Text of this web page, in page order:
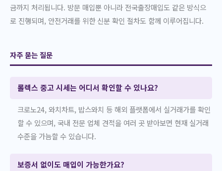
금까지 처리됩니다. 방문 매입뿐 아니라 전국출장매입도 같은 방식으
로 진행되며, 안전거래를 위한 신분 확인 절차도 함께 이루어집니다.
자주 묻는 질문
롤렉스 중고 시세는 어디서 확인할 수 있나요?
크로노24, 와치차트, 밥스와치 등 해외 플랫폼에서 실거래가를 확인
할 수 있으며, 국내 전문 업체 견적을 여러 곳 받아보면 현재 실거래
수준을 가늠할 수 있습니다.
보증서 없이도 매입이 가능한가요?